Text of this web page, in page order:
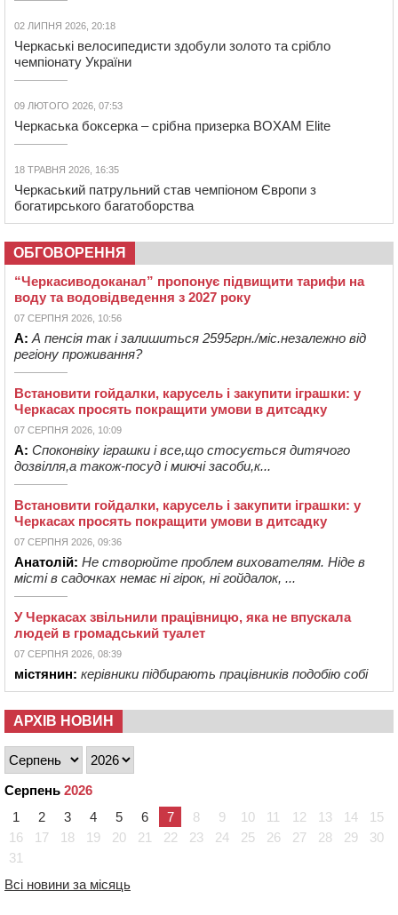
02 ЛИПНЯ 2026, 20:18
Черкаські велосипедисти здобули золото та срібло
чемпіонату України
09 ЛЮТОГО 2026, 07:53
Черкаська боксерка – срібна призерка BOXAM Elite
18 ТРАВНЯ 2026, 16:35
Черкаський патрульний став чемпіоном Європи з
богатирського багатоборства
ОБГОВОРЕННЯ
“Черкасиводоканал” пропонує підвищити тарифи на
воду та водовідведення з 2027 року
07 СЕРПНЯ 2026, 10:56
А: А пенсія так і залишиться 2595грн./міс.незалежно від
регіону проживання?
Встановити гойдалки, карусель і закупити іграшки: у
Черкасах просять покращити умови в дитсадку
07 СЕРПНЯ 2026, 10:09
А: Споконвіку іграшки і все,що стосується дитячого
дозвілля,а також-посуд і миючі засоби,к...
Встановити гойдалки, карусель і закупити іграшки: у
Черкасах просять покращити умови в дитсадку
07 СЕРПНЯ 2026, 09:36
Анатолій: Не створюйте проблем вихователям. Ніде в
місті в садочках немає ні гірок, ні гойдалок, ...
У Черкасах звільнили працівницю, яка не впускала
людей в громадський туалет
07 СЕРПНЯ 2026, 08:39
містянин: керівники підбирають працівників подобію собі
АРХІВ НОВИН
Серпень 2026
1
2 3 4 5 6 7 8 9 10 11 12 13 14
15
16
17 18 19 20 21 22 23 24 25 26 27 28 29
30
31
Всі новини за місяць